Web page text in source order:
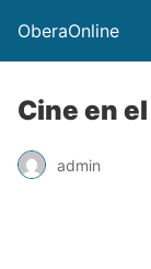
OberaOnline
Cine en
admin